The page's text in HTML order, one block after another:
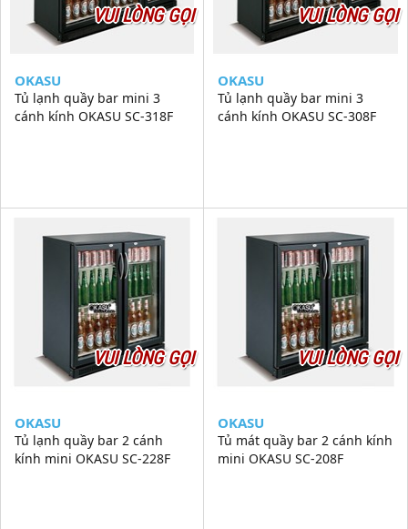
VUI LÒNG GỌI
OKASU
Tủ lạnh quầy bar mini 3
cánh kính OKASU SC-318F
VUI LÒNG GỌI
OKASU
Tủ lạnh quầy bar mini 3
cánh kính OKASU SC-308F
VUI LÒNG GỌI
OKASU
Tủ lạnh quầy bar 2 cánh
kính mini OKASU SC-228F
VUI LÒNG GỌI
OKASU
Tủ mát quầy bar 2 cánh kính
mini OKASU SC-208F